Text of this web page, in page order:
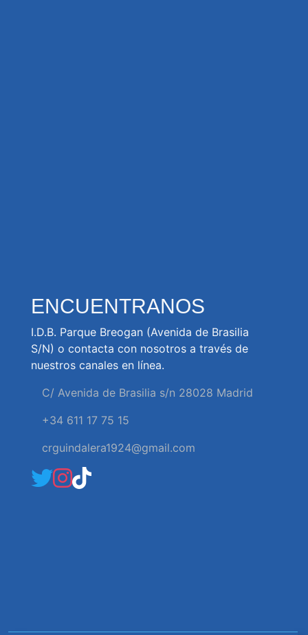
ENCUENTRANOS
I.D.B. Parque Breogan (Avenida de Brasilia
S/N) o contacta con nosotros a través de
nuestros canales en línea.
C/ Avenida de Brasilia s/n 28028 Madrid
+34 611 17 75 15
crguindalera1924@gmail.com